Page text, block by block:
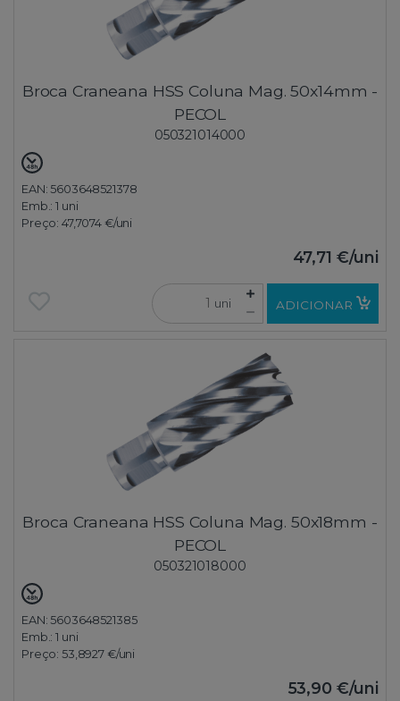
Broca Craneana HSS Coluna Mag. 50x14mm -
PECOL
050321014000
EAN: 5603648521378
Emb.:1 uni
Preço: 47,7074 €/uni
47,71 €/uni
uni ADICIONAR
Broca Craneana HSS Coluna Mag. 50x18mm -
PECOL
050321018000
EAN: 5603648521385
Emb.:1 uni
Preço: 53,8927 €/uni
53,90 €/uni